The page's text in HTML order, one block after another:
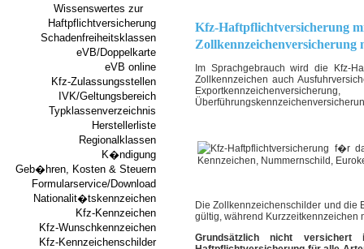
Wissenswertes zur
Haftpflichtversicherung
Schadenfreiheitsklassen
eVB/Doppelkarte
eVB online
Kfz-Zulassungsstellen
IVK/Geltungsbereich
Typklassenverzeichnis
Herstellerliste
Regionalklassen
K�ndigung
Geb�hren, Kosten & Steuern
Formularservice/Download
Nationalit�tskennzeichen
Kfz-Kennzeichen
Kfz-Wunschkennzeichen
Kfz-Kennzeichenschilder
Kfz-Haftpflichtversicherung
Im Sprachgebrauch wird die Kfz-
Zollkennzeichen auch
Die Zollkennzeichenschilder und die
gültig, während Kurzzeitkennzeichen
Grundsätzlich nicht